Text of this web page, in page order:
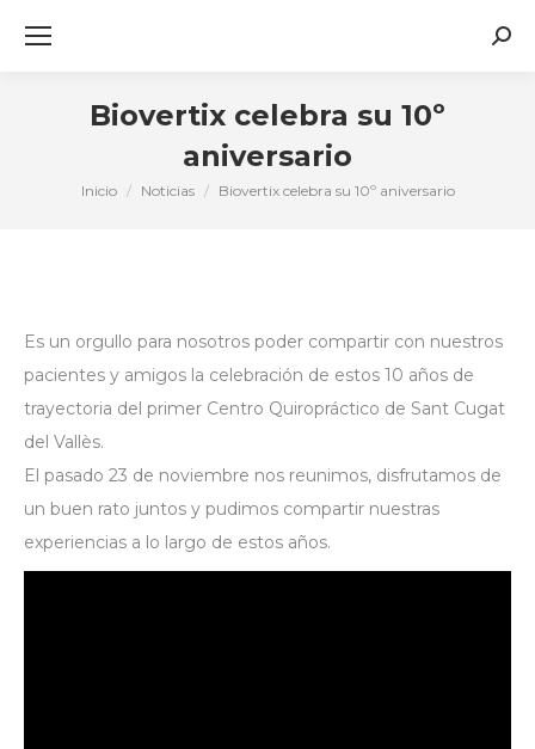
Biovertix celebra su 10º
aniversario
Estás aquí:
Inicio Noticias Biovertix celebra su 10º aniversario
Es un orgullo para nosotros poder compartir con nuestros
pacientes y amigos la celebración de estos 10 años de
trayectoria del primer Centro Quiropráctico de Sant Cugat
del Vallès.
El pasado 23 de noviembre nos reunimos, disfrutamos de
un buen rato juntos y pudimos compartir nuestras
experiencias a lo largo de estos años.